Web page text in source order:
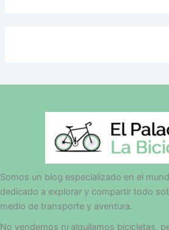
Somos un blog especializado en el
dedicado a explorar y compartir todo
medio de transporte y aventura.
No vendemos ni alquilamos bicicletas,